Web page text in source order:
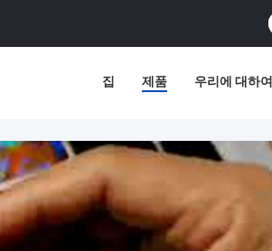
집 제품 우리에 대하여